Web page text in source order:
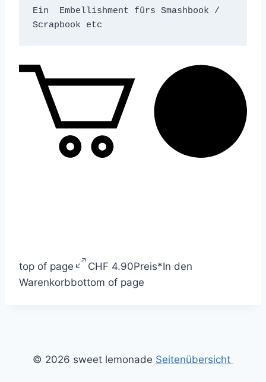
Ein  Embellishment fürs Smashbook /
Scrapbook etc
top of page CHF 4.90Preis*In den
Warenkorbbottom of page
© 2026 sweet lemonade Seitenübersicht